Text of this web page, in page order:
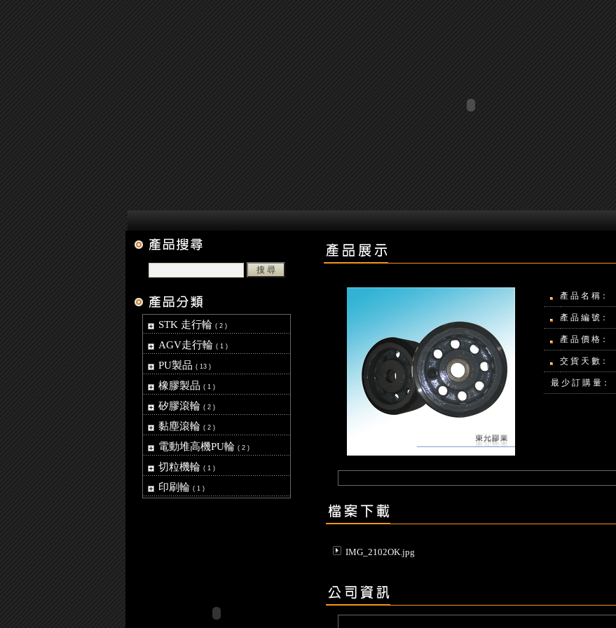
STK 走行輪 ( 2 )
AGV走行輪 ( 1 )
PU製品 ( 13 )
橡膠製品 ( 1 )
矽膠滾輪 ( 2 )
黏塵滾輪 ( 2 )
電動堆高機PU輪 ( 2 )
切粒機輪 ( 1 )
印刷輪 ( 1 )
產 品 名 稱：
產 品 編 號：
產 品 價 格：
交 貨 天 數：
最 少 訂 購 量：
IMG_2102OK.jpg